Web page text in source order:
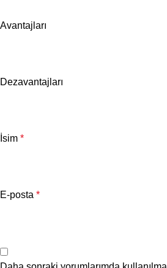
Avantajları
Dezavantajları
İsim *
E-posta *